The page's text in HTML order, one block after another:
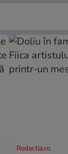
Redactia.ro